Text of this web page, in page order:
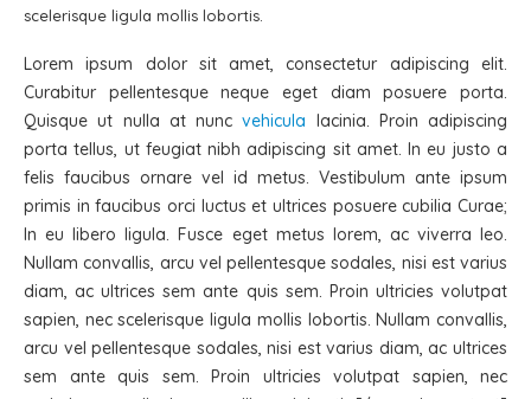
scelerisque ligula mollis lobortis.
Lorem ipsum dolor sit amet, consectetur adipiscing elit.
Curabitur pellentesque neque eget diam posuere porta.
Quisque ut nulla at nuncvehicula lacinia. Proin adipiscing
porta tellus, ut feugiat nibh adipiscing sit amet. In eu justo a
felis faucibus ornare vel id metus. Vestibulum ante ipsum
primis in faucibus orci luctus et ultrices posuere cubilia Curae;
In eu libero ligula. Fusce eget metus lorem, ac viverra leo.
Nullam convallis, arcu vel pellentesque sodales, nisi est varius
diam, ac ultrices sem ante quis sem. Proin ultricies volutpat
sapien, nec scelerisque ligula mollis lobortis. Nullam convallis,
arcu vel pellentesque sodales, nisi est varius diam, ac ultrices
sem ante quis sem. Proin ultricies volutpat sapien, nec